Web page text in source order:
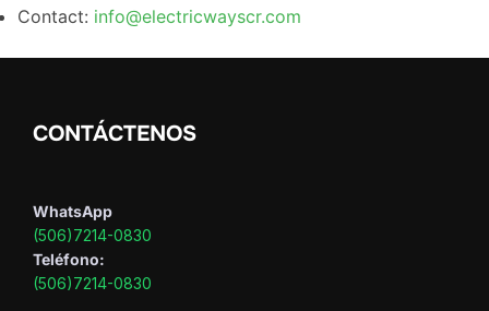
Contact: info@electricwayscr.com
CONTÁCTENOS
WhatsApp
(506)7214-0830
Teléfono:
(506)7214-0830